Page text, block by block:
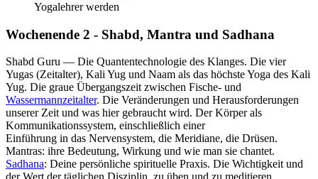
Yogalehrer werden
Wochenende 2 - Shabd, Mantra und Sadhana
Shabd Guru — Die Quantentechnologie des Klanges. Die vier
Yugas (Zeitalter), Kali Yug und Naam als das höchste Yoga des Kali
Yug. Die graue Übergangszeit zwischen Fische- und
Wassermannzeitalter. Die Veränderungen und Herausforderungen
unserer Zeit und was hier gebraucht wird. Der Körper als
Kommunikationssystem, einschließlich einer
Einführung in das Nervensystem, die Meridiane, die Drüsen.
Mantras: ihre Bedeutung, Wirkung und wie man sie chantet.
Sadhana: Deine persönliche spirituelle Praxis. Die Wichtigkeit und